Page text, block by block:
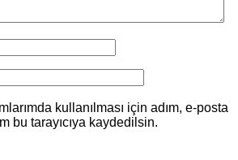
kullanılması için adım, e-posta
bu tarayıcıya kaydedilsin.